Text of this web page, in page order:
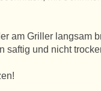
am Griller langsam
saftig und nicht